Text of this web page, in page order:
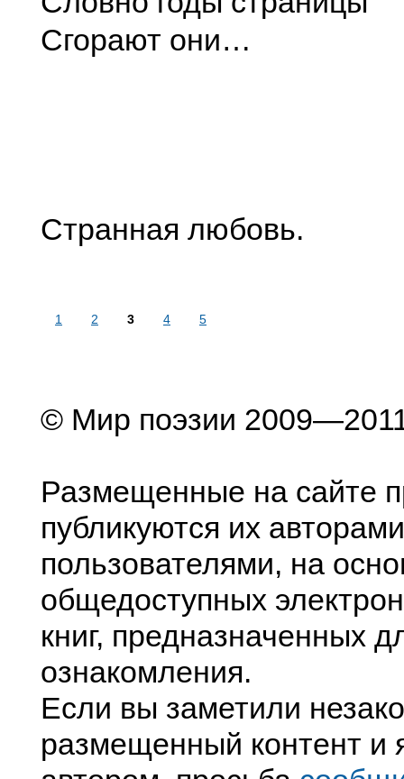
Сгорают они…
Странная любовь.
1 2 3 4 5
© Мир поэзии
Размещенные на сайте
публикуются их
пользователями, на
общедоступных
книг, предназначенных
ознакомления.
Если вы заметили
размещенный контент и